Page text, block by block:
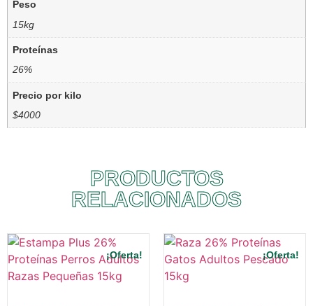
Peso
15kg
Proteínas
26%
Precio por kilo
$4000
PRODUCTOS
RELACIONADOS
¡Oferta! ¡Oferta!